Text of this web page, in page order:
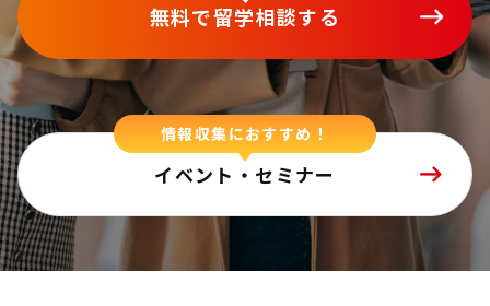
無料で留学相談する
情報収集におすすめ！
イベント・セミナー